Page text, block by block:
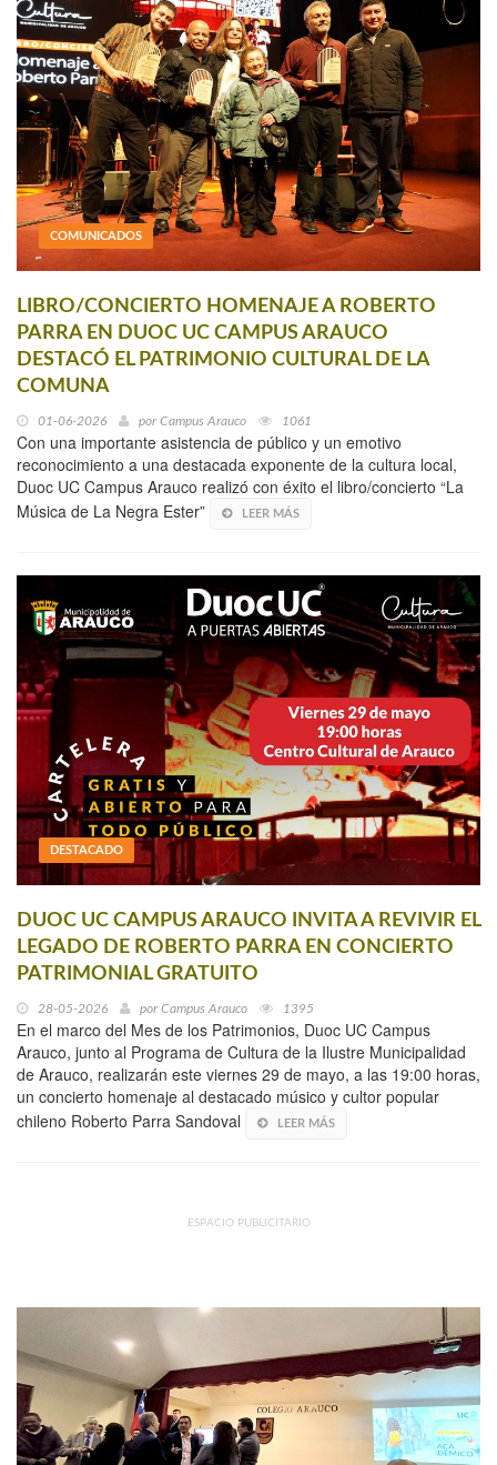
COMUNICADOS
LIBRO/CONCIERTO HOMENAJE A ROBERTO
PARRA EN DUOC UC CAMPUS ARAUCO
DESTACÓ EL PATRIMONIO CULTURAL DE LA
COMUNA
01-06-2026 por Campus Arauco 1061
Con una importante asistencia de público y un emotivo
reconocimiento a una destacada exponente de la cultura local,
Duoc UC Campus Arauco realizó con éxito el libro/concierto “La
Música de La Negra Ester”
LEER MÁS
DESTACADO
DUOC UC CAMPUS ARAUCO INVITA A REVIVIR EL
LEGADO DE ROBERTO PARRA EN CONCIERTO
PATRIMONIAL GRATUITO
28-05-2026 por Campus Arauco 1395
En el marco del Mes de los Patrimonios, Duoc UC Campus
Arauco, junto al Programa de Cultura de la Ilustre Municipalidad
de Arauco, realizarán este viernes 29 de mayo, a las 19:00 horas,
un concierto homenaje al destacado músico y cultor popular
chileno Roberto Parra Sandoval
LEER MÁS
ESPACIO PUBLICITARIO